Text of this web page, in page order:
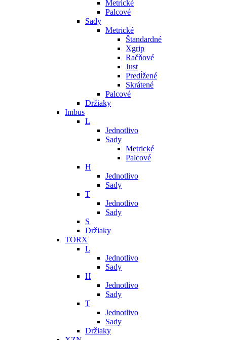
Metrické
Palcové
Sady
Metrické
Štandardné
Xgrip
Račňové
Just
Predĺžené
Skrátené
Palcové
Držiaky
Imbus
L
Jednotlivo
Sady
Metrické
Palcové
H
Jednotlivo
Sady
T
Jednotlivo
Sady
S
Držiaky
TORX
L
Jednotlivo
Sady
H
Jednotlivo
Sady
T
Jednotlivo
Sady
Držiaky